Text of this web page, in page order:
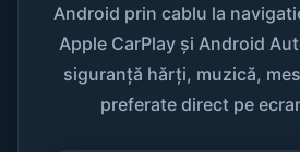
Android prin cablu la
Apple CarPlay și Android
siguranță hărți, muzică,
preferate direct pe